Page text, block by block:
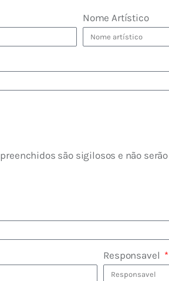
Nome Artístico
preenchidos são sigilosos e não
Responsavel